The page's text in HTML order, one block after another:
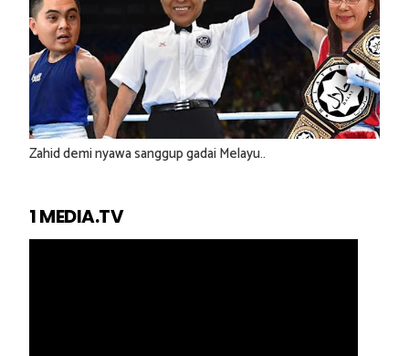
Zahid demi nyawa sanggup gadai Melayu..
1 MEDIA.TV